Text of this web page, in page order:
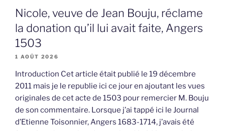
Nicole, veuve de Jean Bouju, réclame
la donation qu’il lui avait faite, Angers
1503
1 AOÛT 2026
Introduction Cet article était publié le 19 décembre
2011 mais je le republie ici ce jour en ajoutant les vues
originales de cet acte de 1503 pour remercier M. Bouju
de son commentaire. Lorsque j’ai tappé ici le Journal
d’Etienne Toisonnier, Angers 1683-1714, j’avais été